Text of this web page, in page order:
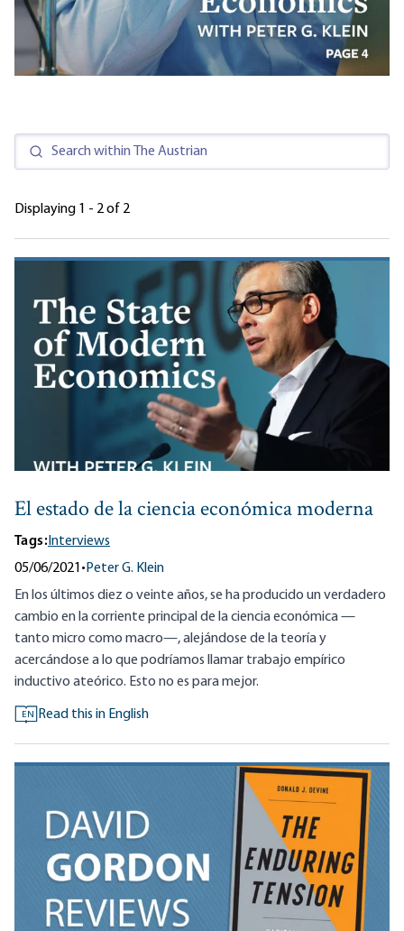
Displaying 1 - 2 of 2
El estado de la ciencia económica moderna
Tags:Interviews
05/06/2021•Peter G. Klein
En los últimos diez o veinte años, se ha producido un verdadero
cambio en la corriente principal de la ciencia económica —
tanto micro como macro—, alejándose de la teoría y
acercándose a lo que podríamos llamar trabajo empírico
inductivo ateórico. Esto no es para mejor.
EN Read this in English